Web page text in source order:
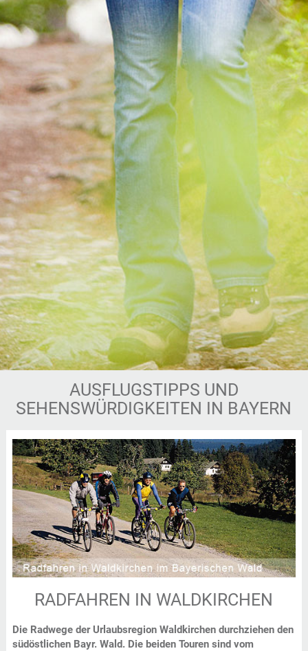
AUSFLUGSTIPPS UND
SEHENSWÜRDIGKEITEN IN BAYERN
RADFAHREN IN WALDKIRCHEN
Die Radwege der Urlaubsregion Waldkirchen durchziehen den
südöstlichen Bayr. Wald. Die beiden Touren sind vom